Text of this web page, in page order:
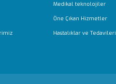
Medikal teknolojiler
Öne Çıkan Hizmetler
Hastalıklar ve Tedavileri